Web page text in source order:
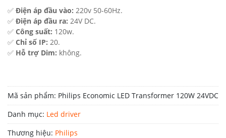
426.400 ₫.
✅ Điện áp đầu vào: 220v 50-60Hz.
✅ Điện áp đầu ra: 24V DC.
✅ Công suất: 120w.
✅ Chỉ số IP: 20.
✅ Hỗ trợ Dim: không.
Mã sản phẩm: Philips Economic LED Transformer 120W 24VDC
Danh mục: Led driver
Thương hiệu: Philips